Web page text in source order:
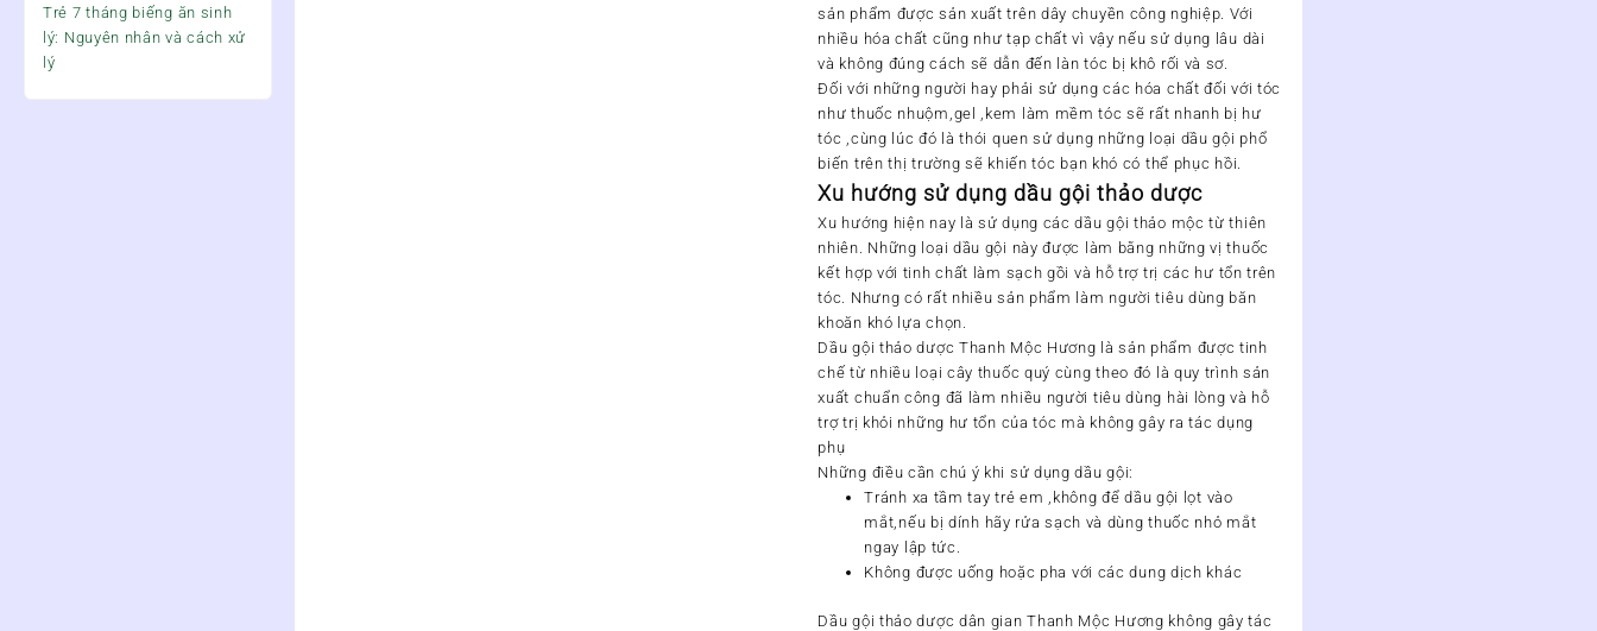
Trẻ 7 tháng biếng ăn sinh
lý: Nguyên nhân và cách xử
lý
sản phẩm được sản xuất trên dây chuyền công nghiệp. Với
nhiều hóa chất cũng như tạp chất vì vậy nếu sử dụng lâu dài
và không đúng cách sẽ dẫn đến làn tóc bị khô rối và sơ.
Đối với những người hay phải sử dụng các hóa chất đối với tóc
như thuốc nhuộm,gel ,kem làm mềm tóc sẽ rất nhanh bị hư
tóc ,cùng lúc đó là thói quen sử dụng những loại dầu gội phổ
biến trên thị trường sẽ khiến tóc bạn khó có thể phục hồi.
Xu hướng sử dụng dầu gội thảo dược
Xu hướng hiện nay là sử dụng các dầu gội thảo mộc từ thiên
nhiên. Những loại dầu gội này được làm bằng những vị thuốc
kết hợp với tinh chất làm sạch gồi và hỗ trợ trị các hư tổn trên
tóc. Nhưng có rất nhiều sản phẩm làm người tiêu dùng băn
khoăn khó lựa chọn.
Dầu gội thảo dược Thanh Mộc Hương là sản phẩm được tinh
chế từ nhiều loại cây thuốc quý cùng theo đó là quy trình sản
xuất chuẩn công đã làm nhiều người tiêu dùng hài lòng và hỗ
trợ trị khỏi những hư tổn của tóc mà không gây ra tác dụng
phụ
Những điều cần chú ý khi sử dụng dầu gội:
Tránh xa tầm tay trẻ em ,không để dầu gội lọt vào
mắt,nếu bị dính hãy rửa sạch và dùng thuốc nhỏ mắt
ngay lập tức.
Không được uống hoặc pha với các dung dịch khác
Dầu gội thảo dược dân gian Thanh Mộc Hương không gây tác